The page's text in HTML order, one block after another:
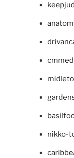
nikko-